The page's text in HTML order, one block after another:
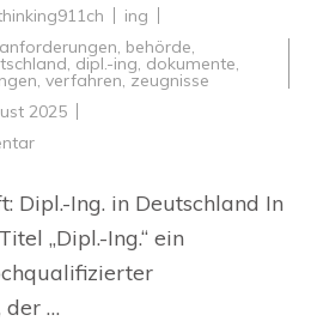
ing
anforderungen, behörde,
, dipl.-ing, dokumente,
, verfahren,zeugnisse
2025
zu
des
Dipl.-
Ing.
in
Eine
Auszeichnung
der
Dipl.-Ing. in Deutschland In
„Dipl.-Ing.“ ein
der …